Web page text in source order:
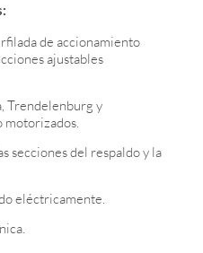
de accionamiento
ajustables
Trendelenburg y
secciones del respaldo y la
eléctricamente.